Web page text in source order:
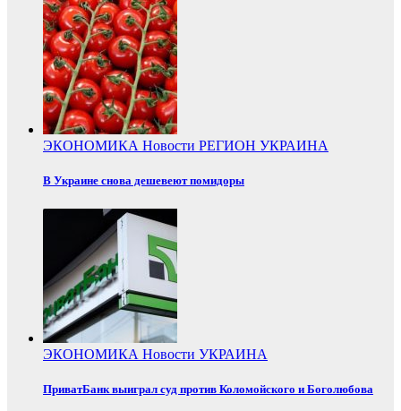
ЭКОНОМИКА Новости РЕГИОН УКРАИНА
В Украине снова дешевеют помидоры
ЭКОНОМИКА Новости УКРАИНА
ПриватБанк выиграл суд против Коломойского и Боголюбова